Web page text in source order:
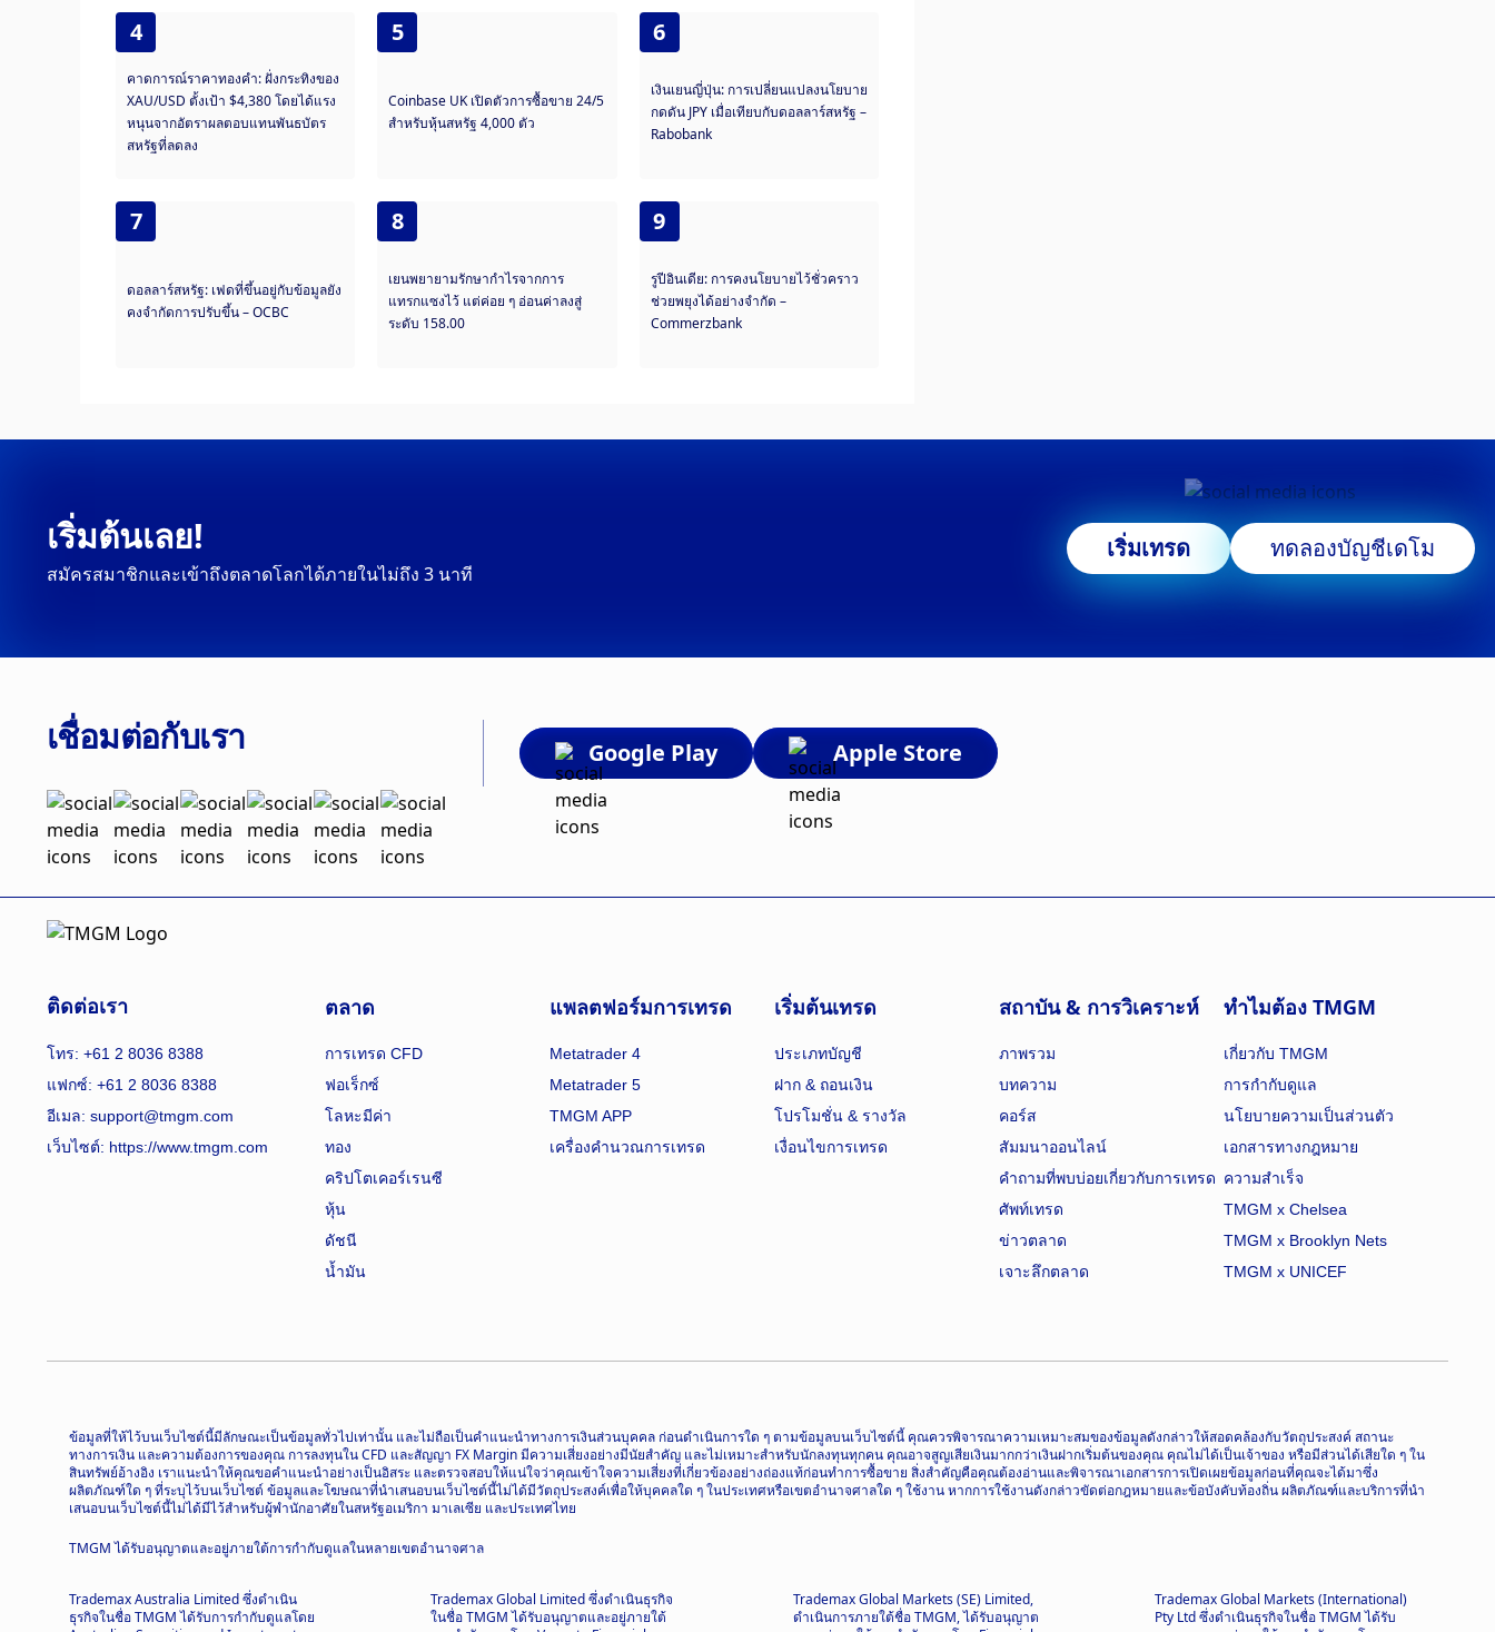
4
คาดการณ์ราคาทองคำ: ฝั่งกระทิงของ
XAU/USD ตั้งเป้า $4,380 โดยได้แรง
หนุนจากอัตราผลตอบแทนพันธบัตร
สหรัฐที่ลดลง
5
Coinbase UK เปิดตัวการซื้อขาย 24/5
สำหรับหุ้นสหรัฐ 4,000 ตัว
6
เงินเยนญี่ปุ่น: การเปลี่ยนแปลงนโยบาย
กดดัน JPY เมื่อเทียบกับดอลลาร์สหรัฐ –
Rabobank
7
ดอลลาร์สหรัฐ: เฟดที่ขึ้นอยู่กับข้อมูลยัง
คงจำกัดการปรับขึ้น – OCBC
8
เยนพยายามรักษากำไรจากการ
แทรกแซงไว้ แต่ค่อย ๆ อ่อนค่าลงสู่
ระดับ 158.00
9
รูปีอินเดีย: การคงนโยบายไว้ชั่วคราว
ช่วยพยุงได้อย่างจำกัด –
Commerzbank
เริ่มต้นเลย!
สมัครสมาชิกและเข้าถึงตลาดโลกได้ภายในไม่ถึง 3 นาที
เริ่มเทรด ทดลองบัญชีเดโม
เชื่อมต่อกับเรา Google Play Apple Store
ติดต่อเรา
โทร: +61 2 8036 8388
แฟกซ์: +61 2 8036 8388
อีเมล: support@tmgm.com
เว็บไซต์: https://www.tmgm.com
ตลาด
การเทรด CFD
ฟอเร็กซ์
โลหะมีค่า
ทอง
คริปโตเคอร์เรนซี
หุ้น
ดัชนี
น้ำมัน
แพลตฟอร์มการเทรด
Metatrader 4
Metatrader 5
TMGM APP
เครื่องคำนวณการเทรด
เริ่มต้นเทรด
ประเภทบัญชี
ฝาก & ถอนเงิน
โปรโมชั่น & รางวัล
เงื่อนไขการเทรด
สถาบัน & การวิเคราะห์
ภาพรวม
บทความ
คอร์ส
สัมมนาออนไลน์
คำถามที่พบบ่อยเกี่ยวกับการเทรด
ศัพท์เทรด
ข่าวตลาด
เจาะลึกตลาด
ทำไมต้อง TMGM
เกี่ยวกับ TMGM
การกำกับดูแล
นโยบายความเป็นส่วนตัว
เอกสารทางกฎหมาย
ความสำเร็จ
TMGM x Chelsea
TMGM x Brooklyn Nets
TMGM x UNICEF
ข้อมูลที่ให้ไว้บนเว็บไซต์นี้มีลักษณะเป็นข้อมูลทั่วไปเท่านั้น และไม่ถือเป็นคำแนะนำทางการเงินส่วนบุคคล ก่อนดำเนินการใด ๆ ตามข้อมูลบนเว็บไซต์นี้ คุณควรพิจารณาความเหมาะสมของข้อมูลดังกล่าวให้สอดคล้องกับวัตถุประสงค์ สถานะ
ทางการเงิน และความต้องการของคุณ การลงทุนใน CFD และสัญญา FX Margin มีความเสี่ยงอย่างมีนัยสำคัญ และไม่เหมาะสำหรับนักลงทุนทุกคน คุณอาจสูญเสียเงินมากกว่าเงินฝากเริ่มต้นของคุณ คุณไม่ได้เป็นเจ้าของ หรือมีส่วนได้เสียใด ๆ ใน
สินทรัพย์อ้างอิง เราแนะนำให้คุณขอคำแนะนำอย่างเป็นอิสระ และตรวจสอบให้แน่ใจว่าคุณเข้าใจความเสี่ยงที่เกี่ยวข้องอย่างถ่องแท้ก่อนทำการซื้อขาย สิ่งสำคัญคือคุณต้องอ่านและพิจารณาเอกสารการเปิดเผยข้อมูลก่อนที่คุณจะได้มาซึ่ง
ผลิตภัณฑ์ใด ๆ ที่ระบุไว้บนเว็บไซต์ ข้อมูลและโฆษณาที่นำเสนอบนเว็บไซต์นี้ไม่ได้มีวัตถุประสงค์เพื่อให้บุคคลใด ๆ ในประเทศหรือเขตอำนาจศาลใด ๆ ใช้งาน หากการใช้งานดังกล่าวขัดต่อกฎหมายและข้อบังคับท้องถิ่น ผลิตภัณฑ์และบริการที่นำ
เสนอบนเว็บไซต์นี้ไม่ได้มีไว้สำหรับผู้พำนักอาศัยในสหรัฐอเมริกา มาเลเซีย และประเทศไทย
TMGM ได้รับอนุญาตและอยู่ภายใต้การกำกับดูแลในหลายเขตอำนาจศาล
Trademax Australia Limited ซึ่งดำเนิน
ธุรกิจในชื่อ TMGM ได้รับการกำกับดูแลโดย
Trademax Global Limited ซึ่งดำเนินธุรกิจ
ในชื่อ TMGM ได้รับอนุญาตและอยู่ภายใต้
Trademax Global Markets (SE) Limited,
ดำเนินการภายใต้ชื่อ TMGM, ได้รับอนุญาต
Trademax Global Markets (International)
Pty Ltd ซึ่งดำเนินธุรกิจในชื่อ TMGM ได้รับ